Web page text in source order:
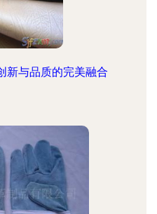
新与品质的完美融合